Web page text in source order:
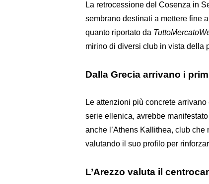
La retrocessione del Cosenza in
sembrano destinati a mettere fine
quanto riportato da
mirino di diversi club in vista della
Dalla Grecia arrivano i
Le attenzioni più concrete
serie ellenica, avrebbe
anche l’Athens Kallithea, club
valutando il suo profilo per
L’Arezzo valuta il